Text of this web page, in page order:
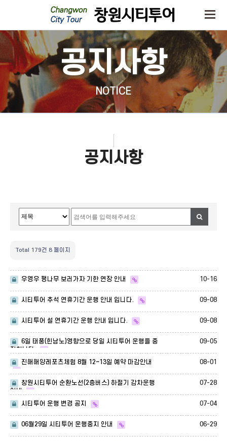
공지사항
NOTICE
공지사항
Total 179건 8 페이지
우영우 팽나무 보러가자 기한 연장 안내 10-16
시티투어 추석 연휴기간 운행 안내 입니다. 09-08
시티투어 설 연휴기간 운행 안내 입니다. 09-08
6일 태풍(힌남노)영향으로 당일 시티투어 운행을 중
지합니다.
09-05
진해해양레포츠체험 8월 12~13일 예약 마감안내 08-01
창원시티투어 순환노선(2층버스) 하절기 감차운행
안내
07-28
시티투어 운행 변경 공지 07-04
06월29일 시티투어 운행중지 안내 06-29